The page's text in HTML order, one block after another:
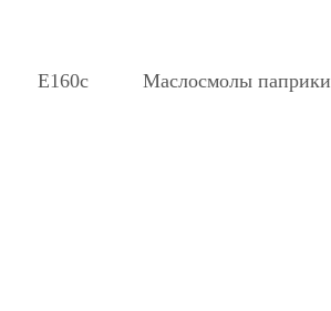
Е160с Маслосмолы паприки